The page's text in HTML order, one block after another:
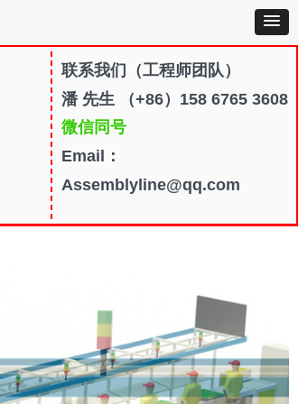
联系我们
（工程师团队）
潘 先生 （+86）158 6765 3608
微信同号
Email：
Assemblyline@qq.com